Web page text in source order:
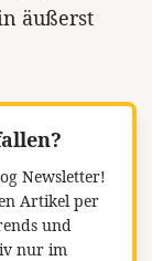
äußerst
Newsletter!
Artikel per
und
nur im